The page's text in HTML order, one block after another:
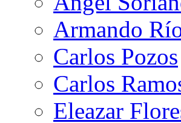
Armando
Carlos Pozos
Carlos
Eleazar